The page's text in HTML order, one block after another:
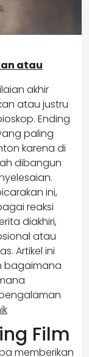
atau
akhir
atau justru
Ending
paling
karena di
dibangun
ini,
reaksi
diakhiri,
atau
Artikel ini
bagaimana
Film
memberikan